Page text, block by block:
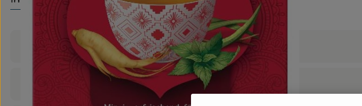
Produktinformationen